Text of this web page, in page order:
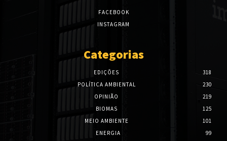
FACEBOOK
INSTAGRAM
Categorias
EDIÇÕES
318
POLÍTICA AMBIENTAL
230
OPINIÃO
219
BIOMAS
125
MEIO AMBIENTE
101
ENERGIA
99